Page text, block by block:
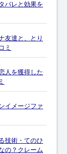
バレと効果を
友達と、とり
ミ
人を獲得した
イメージファ
技術・てのひ
の？クレーム